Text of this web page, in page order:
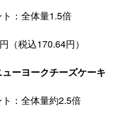
：全体量1.5倍
（税込170.64円）
ーヨークチーズケーキ
：全体量約2.5倍